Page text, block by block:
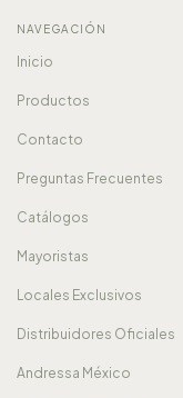
NAVEGACIÓN
Inicio
Productos
Contacto
Preguntas Frecuentes
Catálogos
Mayoristas
Locales Exclusivos
Distribuidores Oficiales
Andressa México